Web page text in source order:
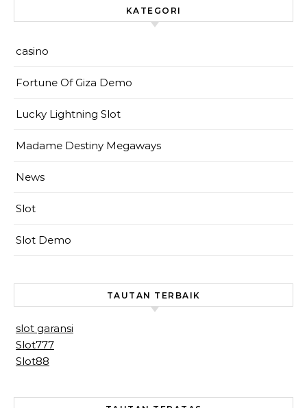
KATEGORI
casino
Fortune Of Giza Demo
Lucky Lightning Slot
Madame Destiny Megaways
News
Slot
Slot Demo
TAUTAN TERBAIK
slot garansi
Slot777
Slot88